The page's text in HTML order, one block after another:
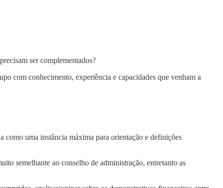
ser complementados?
com conhecimento, experiência e capacidades que venham a
como uma instância máxima para orientação e definições
semelhante ao conselho de administração, entretanto as